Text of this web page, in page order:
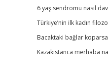
6 yaş sendromu nasıl
Türkiye’nin ilk kadın
Bacaktaki bağlar
Kazakistanca merhaba